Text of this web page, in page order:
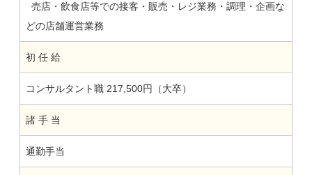
売店・飲食店等での接客・販売・レジ業務・調理・企画な
どの店舗運営業務
初 任 給
コンサルタント職 217,500円（大卒）
諸 手 当
通勤手当